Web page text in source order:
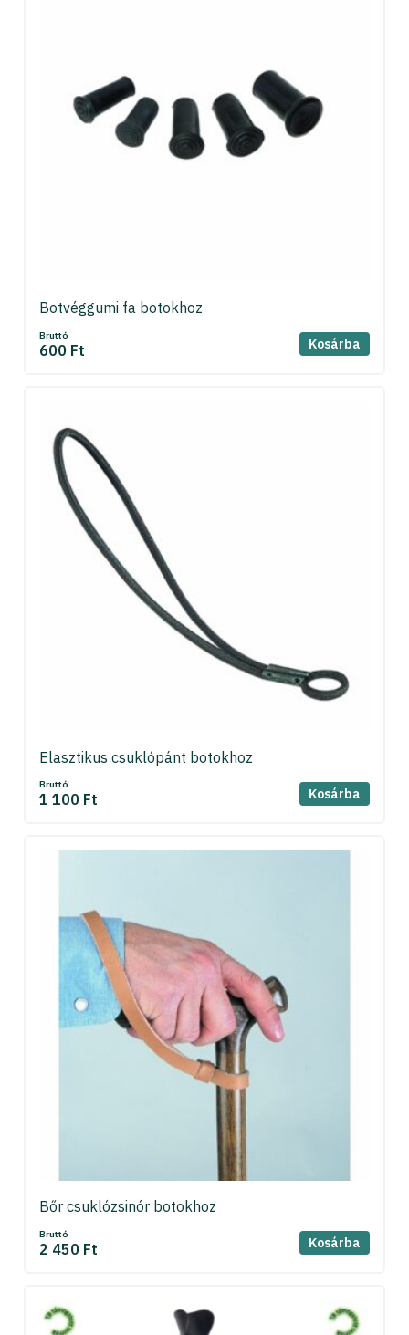
Botvéggumi fa botokhoz
Bruttó
600 Ft Kosárba
Elasztikus csuklópánt botokhoz
Bruttó
1 100 Ft Kosárba
Bőr csuklózsinór botokhoz
Bruttó
2 450 Ft Kosárba